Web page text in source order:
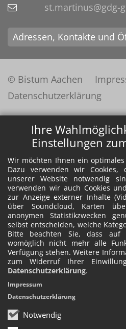
Ihre
Einstellungen
Wir möchten Ihnen ein
Dazu verwenden wir
unserer Website notwendig
verwenden wir auch Cookies
zur Anzeige externer Inhalte
über Soundcloud, Karten
anonymen Statistikzwecken
selbst entscheiden, welche
Bitte beachten Sie, dass auf
womöglich nicht mehr alle
Verfügung stehen. Weitere
zum Widerruf Ihrer
Datenschutzerklärung.
Notwendig
Impressum
Datenschutzerklärung
st.martinus@gdg-
Adressen, Kontakte und
© Bistum Aachen
Datenschutzerklärung